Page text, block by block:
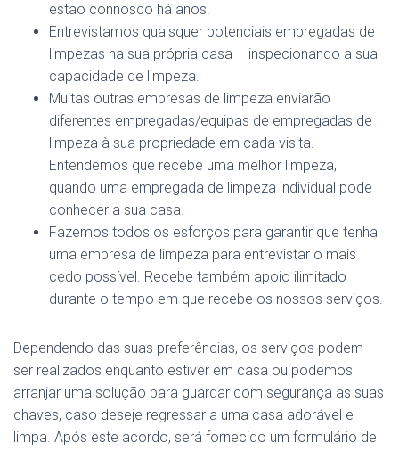
estão connosco há anos!
Entrevistamos quaisquer potenciais empregadas de
limpezas na sua própria casa – inspecionando a sua
capacidade de limpeza.
Muitas outras empresas de limpeza enviarão
diferentes empregadas/equipas de empregadas de
limpeza à sua propriedade em cada visita.
Entendemos que recebe uma melhor limpeza,
quando uma empregada de limpeza individual pode
conhecer a sua casa.
Fazemos todos os esforços para garantir que tenha
uma empresa de limpeza para entrevistar o mais
cedo possível. Recebe também apoio ilimitado
durante o tempo em que recebe os nossos serviços.
Dependendo das suas preferências, os serviços podem
ser realizados enquanto estiver em casa ou podemos
arranjar uma solução para guardar com segurança as suas
chaves, caso deseje regressar a uma casa adorável e
limpa. Após este acordo, será fornecido um formulário de